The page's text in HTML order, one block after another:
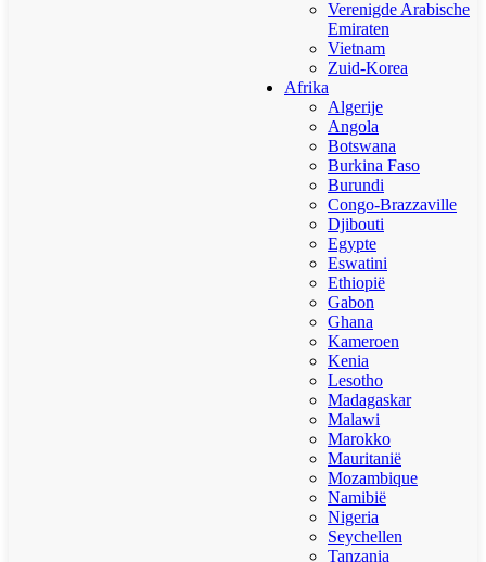
Verenigde Arabische
Emiraten
Vietnam
Zuid-Korea
Afrika
Algerije
Angola
Botswana
Burkina Faso
Burundi
Congo-Brazzaville
Djibouti
Egypte
Eswatini
Ethiopië
Gabon
Ghana
Kameroen
Kenia
Lesotho
Madagaskar
Malawi
Marokko
Mauritanië
Mozambique
Namibië
Nigeria
Seychellen
Tanzania